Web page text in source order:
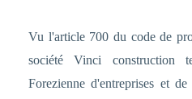
Vu l'article 700 du code de
société Vinci construction
Forezienne d'entreprises et